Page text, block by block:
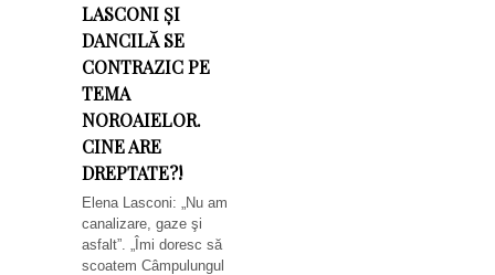
LASCONI ȘI
DANCILĂ SE
CONTRAZIC PE
TEMA
NOROAIELOR.
CINE ARE
DREPTATE?!
Elena Lasconi: „Nu am
canalizare, gaze şi
asfalt”. „Îmi doresc să
scoatem Câmpulungul